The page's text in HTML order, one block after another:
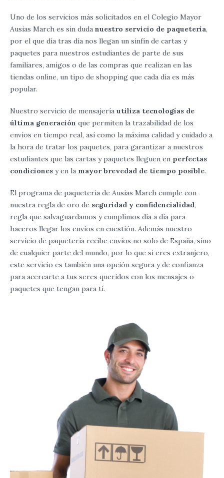
Uno de los servicios más solicitados en el Colegio Mayor
Ausias March es sin duda nuestro servicio de paquetería,
por el que día tras día nos llegan un sinfín de cartas y
paquetes para nuestros estudiantes de parte de sus
familiares, amigos o de las compras que realizan en las
tiendas online, un tipo de shopping que cada día es más
popular.
Nuestro servicio de mensajería utiliza tecnologías de
última generación que permiten la trazabilidad de los
envíos en tiempo real, así como la máxima calidad y cuidado a
la hora de tratar los paquetes, para garantizar a nuestros
estudiantes que las cartas y paquetes lleguen en perfectas
condiciones y en la mayor brevedad de tiempo posible.
El programa de paquetería de Ausias March cumple con
nuestra regla de oro de seguridad y confidencialidad,
regla que salvaguardamos y cumplimos día a día para
haceros llegar los envíos en cuestión. Además nuestro
servicio de paquetería recibe envíos no solo de España, sino
de cualquier parte del mundo, por lo que si eres extranjero,
este servicio es también una opción segura y de confianza
para acercarte a tus seres queridos con los mensajes o
paquetes que tengan para ti.